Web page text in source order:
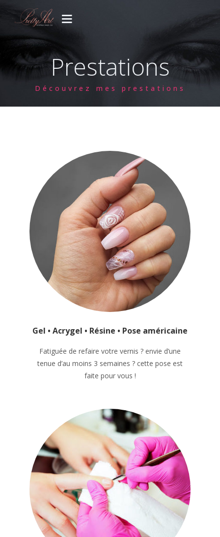
PRESTATIONS
CONCEPT
GALERIE
Prestations
Découvrez mes prestations
Gel • Acrygel • Résine • Pose américaine
Fatiguée de refaire votre vernis ? envie d’une
tenue d’au moins 3 semaines ? cette pose est
faite pour vous !